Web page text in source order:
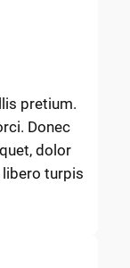
pretium.
Donec
dolor
turpis